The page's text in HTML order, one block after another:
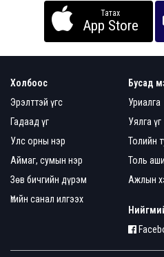
Татах
App Store
Холбоос
Эрэлттэй үгс
Гадаад үг
Улс орны нэр
Аймаг, сумын нэр
Зөв бичгийн дүрэм
Үгийн санал илгээх
Бусад
Уриалга
Уялга үг
Толийн
Толь
Ажлын